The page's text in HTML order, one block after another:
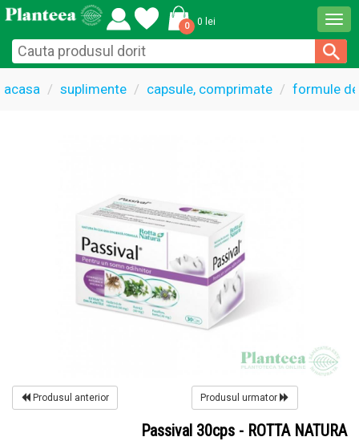
0 0 lei
acasa suplimente capsule, comprimate formule
Produsul anterior Produsul urmator
Passival 30cps - ROTTA NATURA